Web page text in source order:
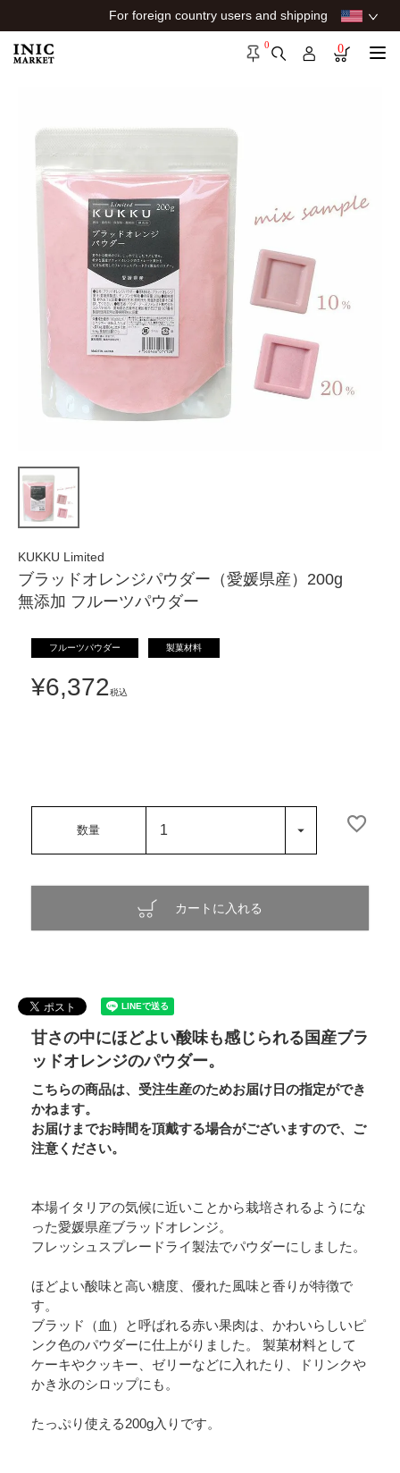
For foreign country users and shipping
0 0
KUKKU Limited
ブラッドオレンジパウダー（愛媛県産）200g
無添加 フルーツパウダー
フルーツパウダー 製菓材料
¥6,372税込
カートに入れる
甘さの中にほどよい酸味も感じられる国産ブラ
ッドオレンジのパウダー。
こちらの商品は、受注生産のためお届け日の指定ができ
かねます。
お届けまでお時間を頂戴する場合がございますので、ご
注意ください。
本場イタリアの気候に近いことから栽培されるようにな
った愛媛県産ブラッドオレンジ。
フレッシュスプレードライ製法でパウダーにしました。
ほどよい酸味と高い糖度、優れた風味と香りが特徴で
す。
ブラッド（血）と呼ばれる赤い果肉は、かわいらしいピ
ンク色のパウダーに仕上がりました。 製菓材料として
ケーキやクッキー、ゼリーなどに入れたり、ドリンクや
かき氷のシロップにも。
たっぷり使える200g入りです。